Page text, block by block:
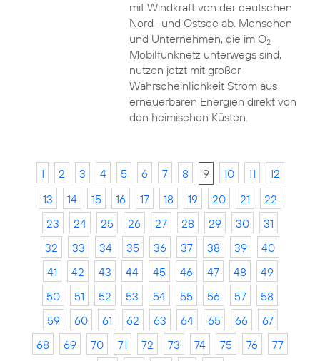
mit Windkraft von der deutschen
Nord- und Ostsee ab. Menschen
und Unternehmen, die im O2
Mobilfunknetz unterwegs sind,
nutzen jetzt mit großer
Wahrscheinlichkeit Strom aus
erneuerbaren Energien direkt von
den heimischen Küsten.
1 2 3 4 5 6 7 8 9 10 11
12
13
14 15 16 17 18 19 20 21
22
23
24 25 26 27 28 29 30
31
32
33 34 35 36 37 38 39
40
41
42 43 44 45 46 47 48
49
50
51 52 53 54 55 56 57
58
59
60 61 62 63 64 65 66
67
68
69 70 71 72 73 74 75 76
77